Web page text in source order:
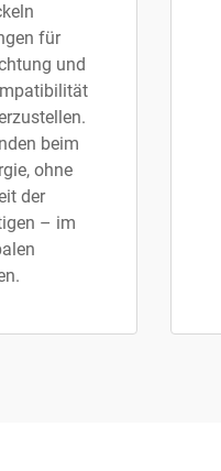
für
und
beim
ohne
der
– im